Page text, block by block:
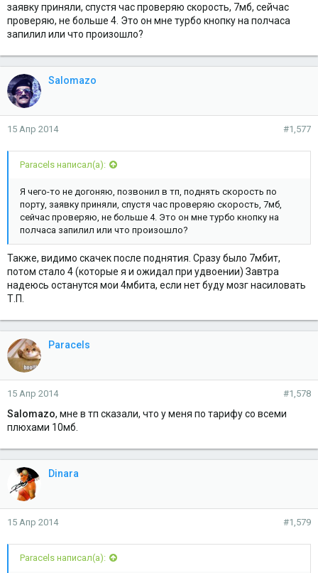
заявку приняли, спустя час проверяю скорость, 7мб, сейчас
проверяю, не больше 4. Это он мне турбо кнопку на полчаса
запилил или что произошло?
Salomazo
15 Апр 2014 #1,577
Paracels написал(а):
Я чего-то не догоняю, позвонил в тп, поднять скорость по
порту, заявку приняли, спустя час проверяю скорость, 7мб,
сейчас проверяю, не больше 4. Это он мне турбо кнопку на
полчаса запилил или что произошло?
Также, видимо скачек после поднятия. Сразу было 7мбит,
потом стало 4 (которые я и ожидал при удвоении) Завтра
надеюсь останутся мои 4мбита, если нет буду мозг насиловать
Т.П.
Paracels
15 Апр 2014 #1,578
Salomazo, мне в тп сказали, что у меня по тарифу со всеми
плюхами 10мб.
Dinara
15 Апр 2014 #1,579
Paracels написал(а):